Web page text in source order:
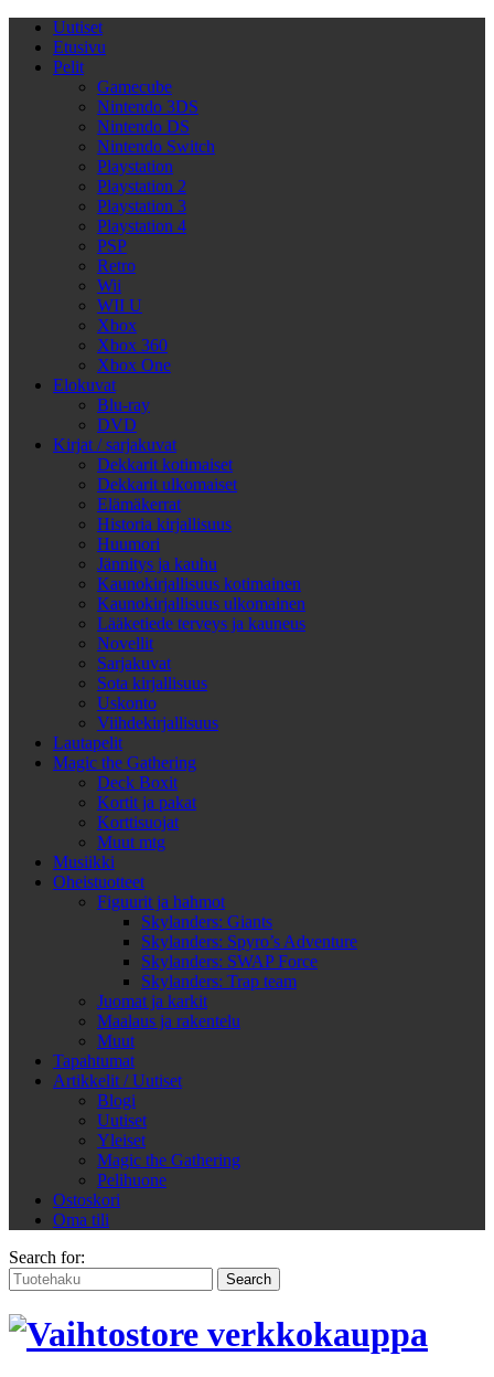
Uutiset
Etusivu
Pelit
Gamecube
Nintendo 3DS
Nintendo DS
Nintendo Switch
Playstation
Playstation 2
Playstation 3
Playstation 4
PSP
Retro
Wii
WII U
Xbox
Xbox 360
Xbox One
Elokuvat
Blu-ray
DVD
Kirjat / sarjakuvat
Dekkarit kotimaiset
Dekkarit ulkomaiset
Elämäkerrat
Historia kirjallisuus
Huumori
Jännitys ja kauhu
Kaunokirjallisuus kotimainen
Kaunokirjallisuus ulkomainen
Lääketiede terveys ja kauneus
Novellit
Sarjakuvat
Sota kirjallisuus
Uskonto
Viihdekirjallisuus
Lautapelit
Magic the Gathering
Deck Boxit
Kortit ja pakat
Korttisuojat
Muut mtg
Musiikki
Oheistuotteet
Figuurit ja hahmot
Skylanders: Giants
Skylanders: Spyro’s Adventure
Skylanders: SWAP Force
Skylanders: Trap team
Juomat ja karkit
Maalaus ja rakentelu
Muut
Tapahtumat
Artikkelit / Uutiset
Blogi
Uutiset
Yleiset
Magic the Gathering
Pelihuone
Ostoskori
Oma tili
Search for: